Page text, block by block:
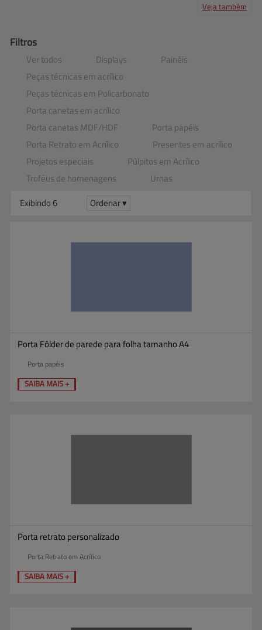
Veja também
Filtros
Ver todos Displays
Painéis
Peças técnicas em acrílico
Peças técnicas em Policarbonato
Porta canetas em acrílico
Porta canetas MDF​/​HDF
Porta papéis
Porta Retrato em Acrílico
Presentes em acrílico
Projetos especiais
Púlpitos em Acrílico
Troféus de homenagens
Urnas
Exibindo 6
Ordenar ▾
Porta Fôlder de parede para folha tamanho A4
Porta papéis
SAIBA MAIS +
Porta retrato personalizado
Porta Retrato em Acrílico
SAIBA MAIS +